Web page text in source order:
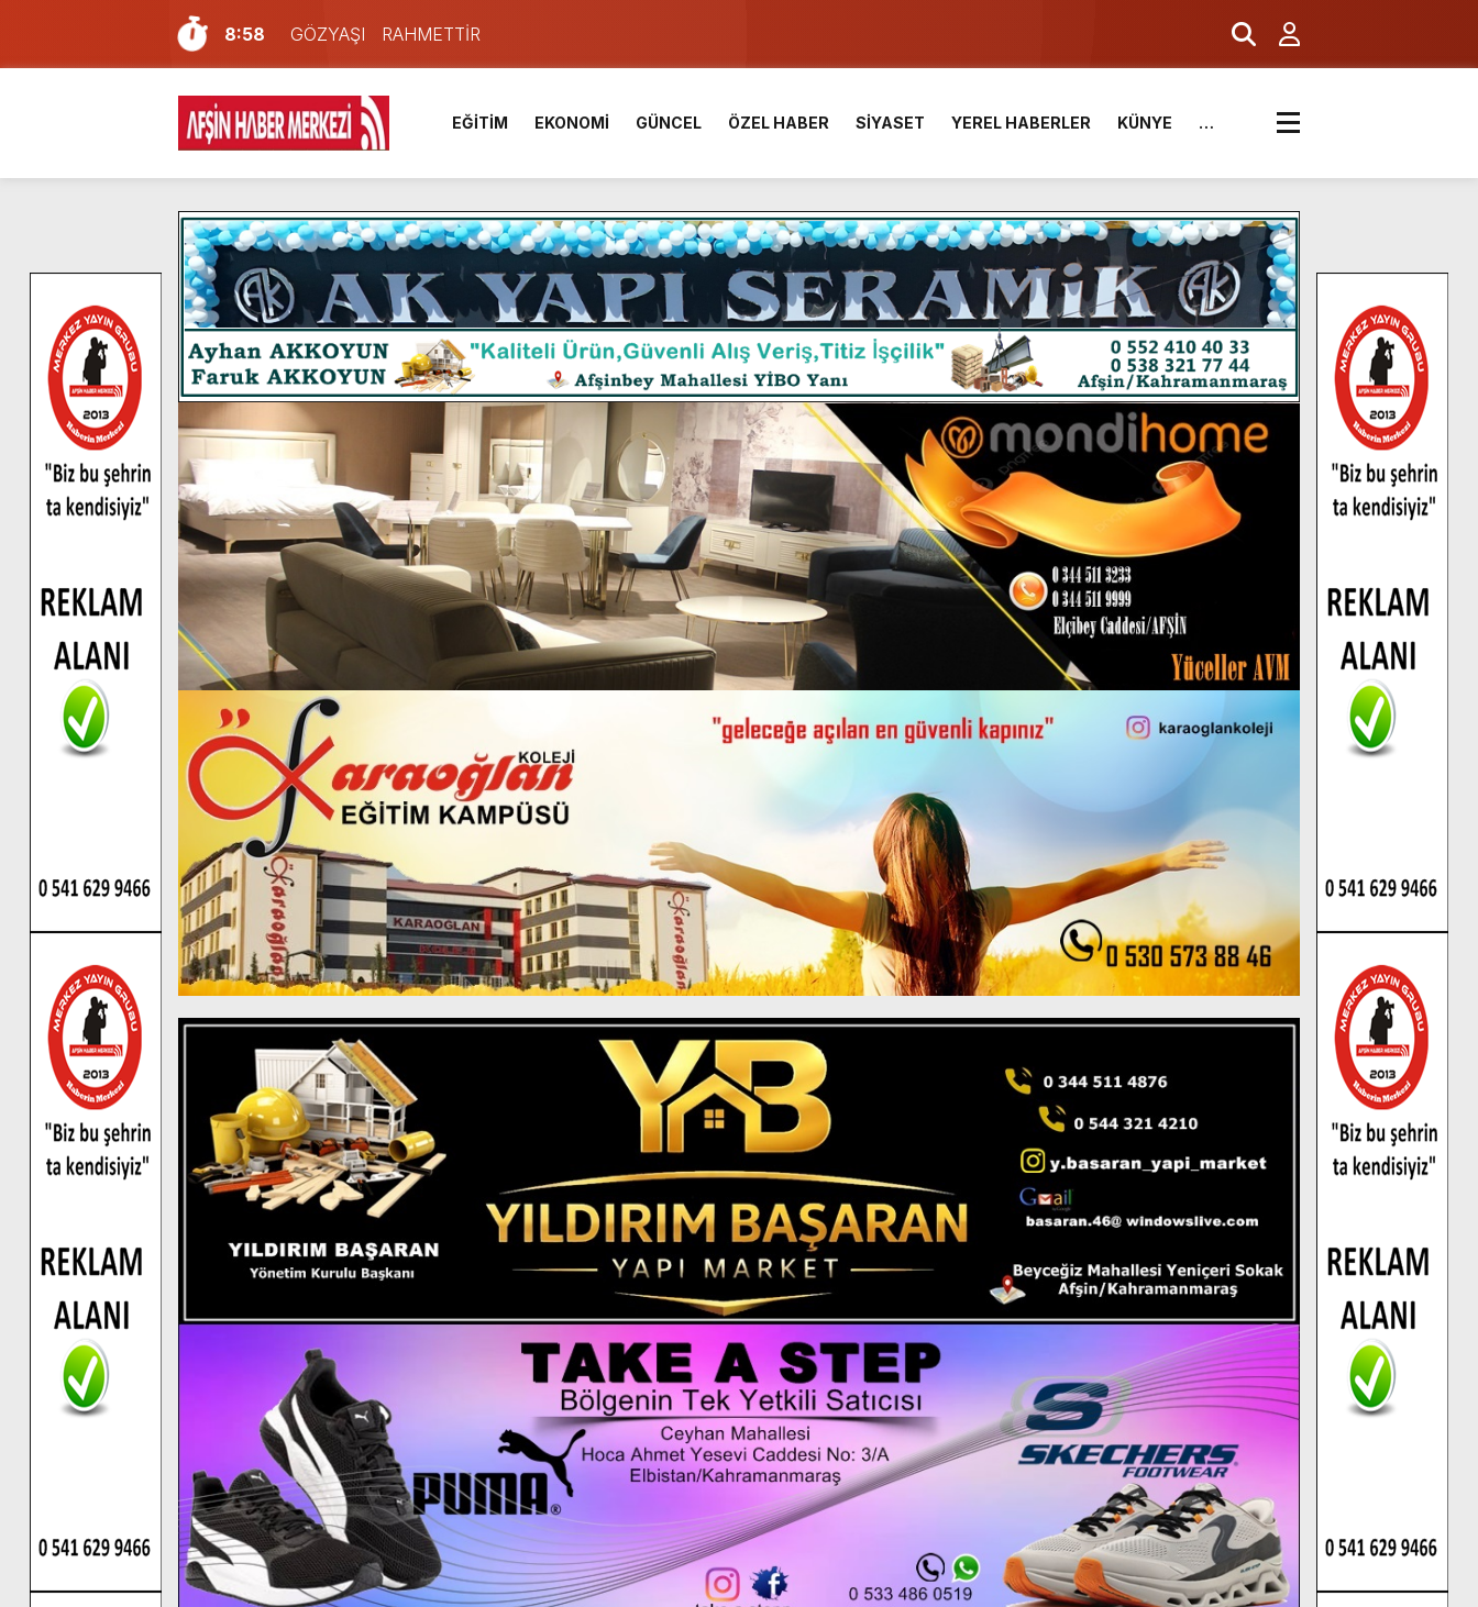
8:58
GÖZYAŞI RAHMETTİR
7:57
Afşin Sağlık Yüksek Okulu ve Meslek Yüksek Okulunda görev değişimi!
6:31
Onikişubat Belediyesi’nin Üniversite Hazırlık Kursu başvurularında son gün 7 Ağustos.
16:10
Uluslararası Bisiklet Yarışması’nda En Zorlu Etap Tamamlandı.
13:27
NOTER ONAYLI TYP LİSTESİ YAYINLANDI.
11:22
KAFUM Fuar Alanı Bulut ve Yavuz’un Ezgileriyle Şenlendi.
8:06
Afşinli bir hemşehrimizin de olduğu Filistin Konvoyu, güçlenerek ilerliyor.
14:05
Madrigal, Perşembe Günü KAFUM’da Sahne Alacak.
7:39
KEDİNİZ Mİ VAR?
4:58
İklim Dirençli Tarım İçin Güç Birliği.
EĞİTİM EKONOMİ GÜNCEL ÖZEL HABER SİYASET YEREL HABERLER KÜNYE …